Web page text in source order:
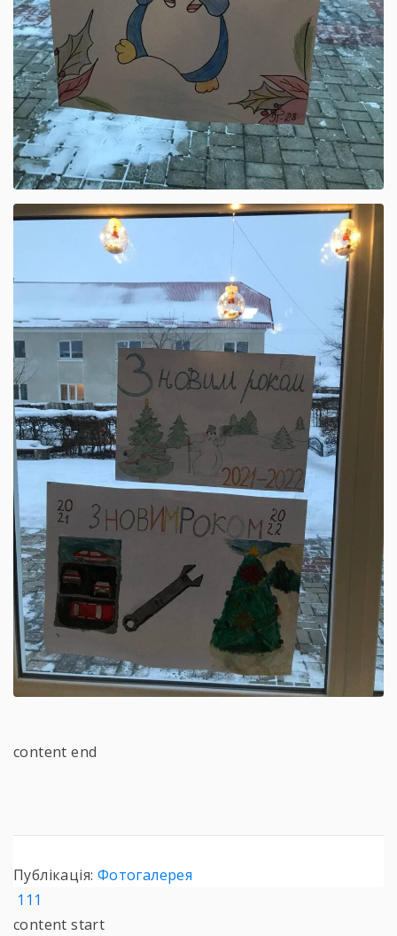
content end
Публікація: Фотогалерея
111
content start